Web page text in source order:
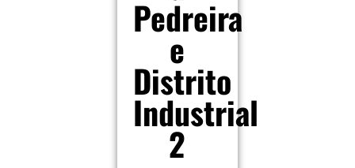
Pedreira
e
Distrito
Industrial
2